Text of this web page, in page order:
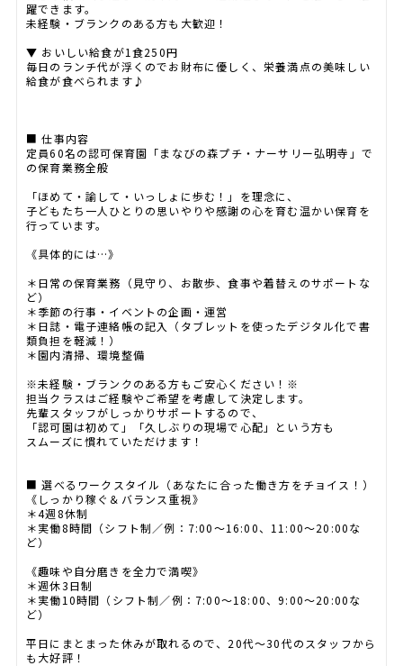
躍できます。
未経験・ブランクのある方も大歓迎！
▼ おいしい給食が1食250円
毎日のランチ代が浮くのでお財布に優しく、栄養満点の美味しい
給食が食べられます♪
■ 仕事内容
定員60名の認可保育園「まなびの森プチ・ナーサリー弘明寺」で
の保育業務全般
「ほめて・諭して・いっしょに歩む！」を理念に、
子どもたち一人ひとりの思いやりや感謝の心を育む温かい保育を
行っています。
《具体的には…》
＊日常の保育業務（見守り、お散歩、食事や着替えのサポートな
ど）
＊季節の行事・イベントの企画・運営
＊日誌・電子連絡帳の記入（タブレットを使ったデジタル化で書
類負担を軽減！）
＊園内清掃、環境整備
※未経験・ブランクのある方もご安心ください！※
担当クラスはご経験やご希望を考慮して決定します。
先輩スタッフがしっかりサポートするので、
「認可園は初めて」「久しぶりの現場で心配」という方も
スムーズに慣れていただけます！
■ 選べるワークスタイル（あなたに合った働き方をチョイス！）
《しっかり稼ぐ＆バランス重視》
＊4週8休制
＊実働8時間（シフト制／例：7:00〜16:00、11:00〜20:00な
ど）
《趣味や自分磨きを全力で満喫》
＊週休3日制
＊実働10時間（シフト制／例：7:00〜18:00、9:00〜20:00な
ど）
平日にまとまった休みが取れるので、20代〜30代のスタッフから
も大好評！